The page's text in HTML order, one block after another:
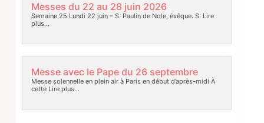
Messes du 22 au 28 juin 2026
Semaine 25 Lundi 22 juin – S. Paulin de Nole, évêque. S. Lire
plus…
Messe avec le Pape du 26 septembre
Messe solennelle en plein air à Paris en début d’après-midi À
cetteLire plus…